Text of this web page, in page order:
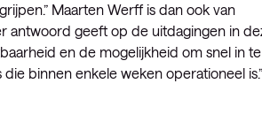
Maarten Werff is dan ook van
antwoord geeft op de uitdagingen in
en de mogelijkheid om snel in te
binnen enkele weken operationeel is.”